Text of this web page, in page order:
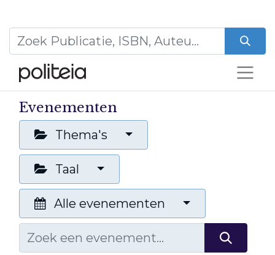
Evenementen
Thema's
Taal
Alle evenementen